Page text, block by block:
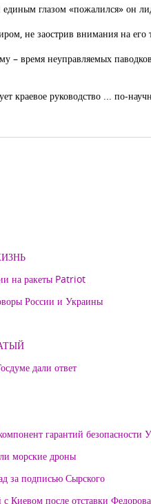
глазом «пожалился» он
не заострив внимания на его
– время неуправляемых
краевое руководство ... по-
на ракеты Patriot
России и Украины
дали ответ
гарантий безопасности
морские дроны
за подписью Сырского
Киевом после отставки Федорова